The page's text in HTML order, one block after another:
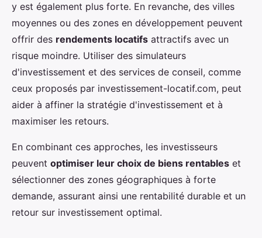
y est également plus forte. En revanche, des villes
moyennes ou des zones en développement peuvent
offrir des rendements locatifs attractifs avec un
risque moindre. Utiliser des simulateurs
d'investissement et des services de conseil, comme
ceux proposés par investissement-locatif.com, peut
aider à affiner la stratégie d'investissement et à
maximiser les retours.
En combinant ces approches, les investisseurs
peuvent optimiser leur choix de biens rentables et
sélectionner des zones géographiques à forte
demande, assurant ainsi une rentabilité durable et un
retour sur investissement optimal.